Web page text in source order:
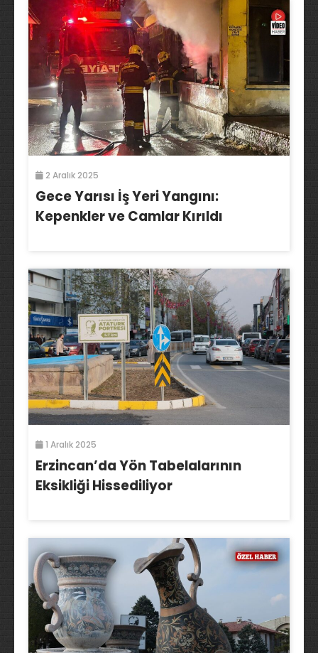
2 Aralık 2025
Gece Yarısı İş Yeri Yangını:
Kepenkler ve Camlar Kırıldı
1 Aralık 2025
Erzincan’da Yön Tabelalarının
Eksikliği Hissediliyor